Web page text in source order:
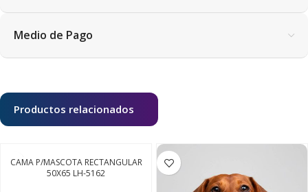
Medio de Pago
Productos relacionados
CAMA P/MASCOTA RECTANGULAR
50X65 LH-5162